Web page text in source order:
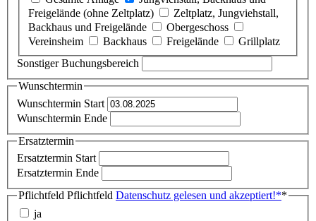
Freigelände (ohne Zeltplatz)
Zeltplatz, Jungviehstall,
Backhaus und Freigelände
Obergeschoss
Vereinsheim
Backhaus Freigelände
Grillplatz
Sonstiger Buchungsbereich
Wunschtermin
Wunschtermin Start
Wunschtermin Ende
Ersatztermin
Ersatztermin Start
Ersatztermin Ende
Pflichtfeld Pflichtfeld Datenschutz gelesen und akzeptiert!**
ja